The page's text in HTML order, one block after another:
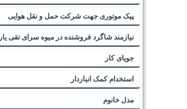
پیک موتوری جهت شرکت حمل و نقل هوایی
نیازمند شاگرد فروشنده در میوه سرای تقی یار
جویای کار
استخدام کمک انباردار
مدل خانوم